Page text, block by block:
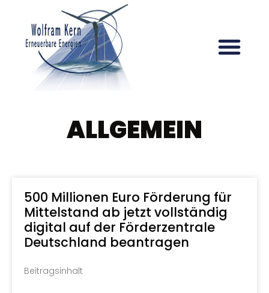
ALLGEMEIN
500 Millionen Euro Förderung für
Mittelstand ab jetzt vollständig
digital auf der Förderzentrale
Deutschland beantragen
Beitragsinhalt